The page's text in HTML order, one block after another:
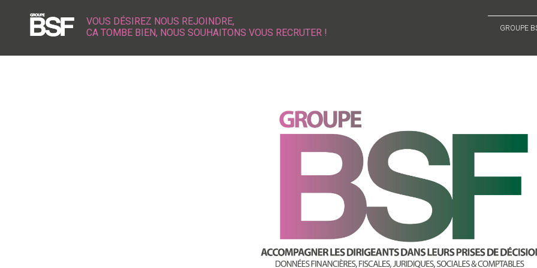
VOUS DÉSIREZ NOUS REJOINDRE,
CA TOMBE BIEN, NOUS SOUHAITONS VOUS RECRUTER !
GROUPE